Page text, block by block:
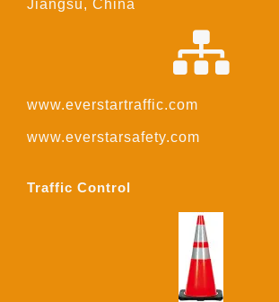
Jiangsu, China
www.everstartraffic.com
www.everstarsafety.com
Traffic Control